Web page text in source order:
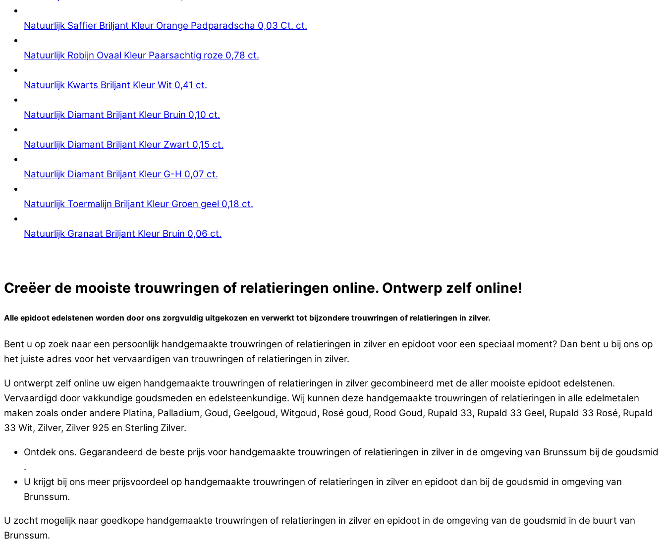
Natuurlijk Saffier Briljant Kleur Orange Padparadscha 0,03 Ct. ct.
Natuurlijk Robijn Ovaal Kleur Paarsachtig roze 0,78 ct.
Natuurlijk Kwarts Briljant Kleur Wit 0,41 ct.
Natuurlijk Diamant Briljant Kleur Bruin 0,10 ct.
Natuurlijk Diamant Briljant Kleur Zwart 0,15 ct.
Natuurlijk Diamant Briljant Kleur G-H 0,07 ct.
Natuurlijk Toermalijn Briljant Kleur Groen geel 0,18 ct.
Natuurlijk Granaat Briljant Kleur Bruin 0,06 ct.
Creëer de mooiste trouwringen of relatieringen online. Ontwerp zelf online!
Alle epidoot edelstenen worden door ons zorgvuldig uitgekozen en verwerkt tot bijzondere trouwringen of relatieringen in zilver.
Bent u op zoek naar een persoonlijk handgemaakte trouwringen of relatieringen in zilver en epidoot voor een speciaal moment? Dan bent u bij ons op
het juiste adres voor het vervaardigen van trouwringen of relatieringen in zilver.
U ontwerpt zelf online uw eigen handgemaakte trouwringen of relatieringen in zilver gecombineerd met de aller mooiste epidoot edelstenen.
Vervaardigd door vakkundige goudsmeden en edelsteenkundige. Wij kunnen deze handgemaakte trouwringen of relatieringen in alle edelmetalen
maken zoals onder andere Platina, Palladium, Goud, Geelgoud, Witgoud, Rosé goud, Rood Goud, Rupald 33, Rupald 33 Geel, Rupald 33 Rosé, Rupald
33 Wit, Zilver, Zilver 925 en Sterling Zilver.
Ontdek ons. Gegarandeerd de beste prijs voor handgemaakte trouwringen of relatieringen in zilver in de omgeving van Brunssum bij de goudsmid
.
U krijgt bij ons meer prijsvoordeel op handgemaakte trouwringen of relatieringen in zilver en epidoot dan bij de goudsmid in omgeving van
Brunssum.
U zocht mogelijk naar goedkope handgemaakte trouwringen of relatieringen in zilver en epidoot in de omgeving van de goudsmid in de buurt van
Brunssum.